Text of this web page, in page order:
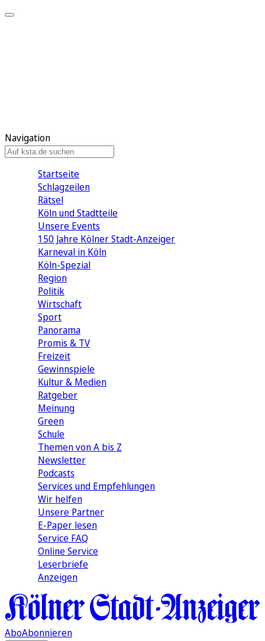
Navigation
Startseite
Schlagzeilen
Rätsel
Köln und Stadtteile
Unsere Events
150 Jahre Kölner Stadt-Anzeiger
Karneval in Köln
Köln-Spezial
Region
Politik
Wirtschaft
Sport
Panorama
Promis & TV
Freizeit
Gewinnspiele
Kultur & Medien
Ratgeber
Meinung
Green
Schule
Themen von A bis Z
Newsletter
Podcasts
Services und Empfehlungen
Wir helfen
Unsere Partner
E-Paper lesen
Service FAQ
Online Service
Leserbriefe
Anzeigen
AboAbonnieren